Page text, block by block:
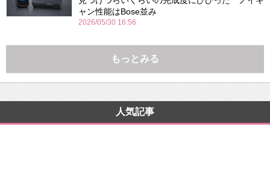
ャン性能はBose並み
2026/05/30 16:56
もっとみる
人気記事